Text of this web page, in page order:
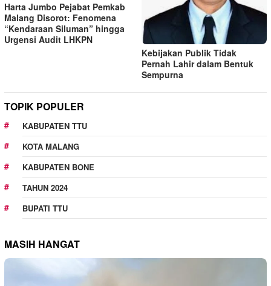
Harta Jumbo Pejabat Pemkab
Malang Disorot: Fenomena
“Kendaraan Siluman” hingga
Urgensi Audit LHKPN
Kebijakan Publik Tidak
Pernah Lahir dalam Bentuk
Sempurna
TOPIK POPULER
KABUPATEN TTU
KOTA MALANG
KABUPATEN BONE
TAHUN 2024
BUPATI TTU
MASIH HANGAT